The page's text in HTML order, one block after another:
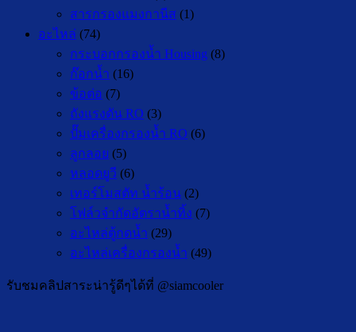
สารกรองแมงกานีส (1)
อะไหล่ (74)
กระบอกกรองน้ำ Housing (8)
ก๊อกน้ำ (16)
ข้อต่อ (7)
ถังแรงดัน RO (3)
ปั๊มเครื่องกรองน้ำ RO (6)
ลูกลอย (5)
หลอดยูวี (6)
เทอร์โมสตัท น้ำร้อน (2)
โฟล์วจำกัดอัตราน้ำทิ้ง (7)
อะไหล่ตู้กดน้ำ (29)
อะไหล่เครื่องกรองน้ำ (49)
รับชมคลิปสาระน่ารู้ดีๆได้ที่ @siamcooler